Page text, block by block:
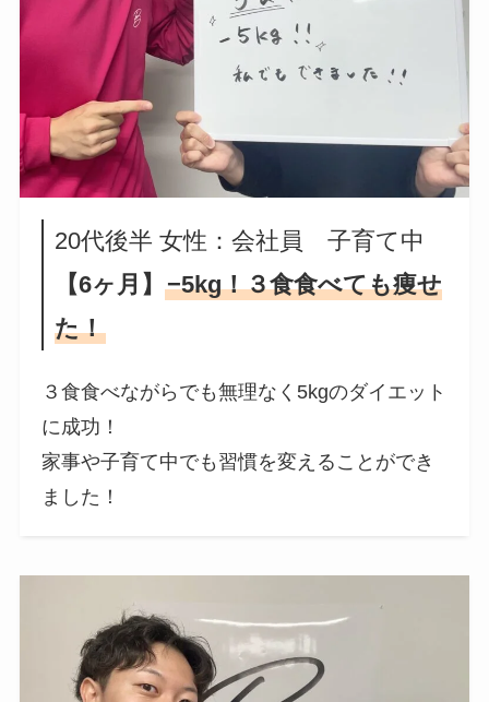
20代後半 女性：会社員 子育て中
【6ヶ月】−5kg！３食食べても痩せ
た！
３食食べながらでも無理なく5kgのダイエット
に成功！
家事や子育て中でも習慣を変えることができ
ました！